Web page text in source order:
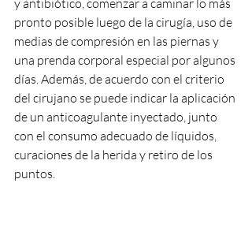
pronto posible luego de la cirugía, uso de
medias de compresión en las piernas y
una prenda corporal especial por algunos
días. Además, de acuerdo con el criterio
del cirujano se puede indicar la aplicación
de un anticoagulante inyectado, junto
con el consumo adecuado de líquidos,
curaciones de la herida y retiro de los
puntos.